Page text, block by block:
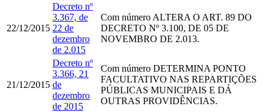
22/12/2015
Decreto nº
3.367, de
22 de
dezembro
de 2.015
Com número ALTERA O ART. 89 DO
DECRETO Nº 3.100, DE 05 DE
NOVEMBRO DE 2.013.
21/12/2015
Decreto nº
3.366, 21
de
dezembro
de 2015
Com número DETERMINA PONTO
FACULTATIVO NAS REPARTIÇÕES
PÚBLICAS MUNICIPAIS E DÁ
OUTRAS PROVIDÊNCIAS.